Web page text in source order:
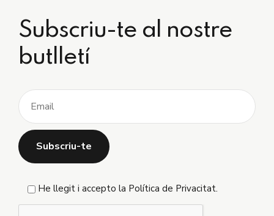
Subscriu-te al nostre
butlletí
He llegit i accepto la Política de Privacitat.